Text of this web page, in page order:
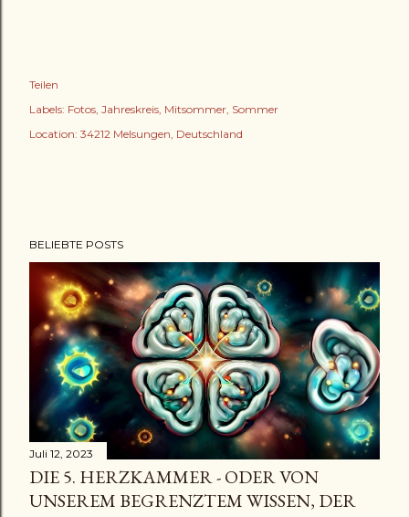
Teilen
Labels: Fotos Jahreskreis Mitsommer Sommer
Location: 34212 Melsungen, Deutschland
BELIEBTE POSTS
Juli 12, 2023
DIE 5. HERZKAMMER - ODER VON
UNSEREM BEGRENZTEM WISSEN, DER